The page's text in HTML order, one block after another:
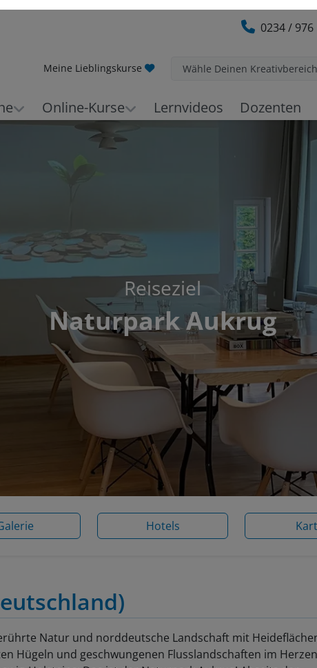
Online-Kurse Lernvideos
Reiseziel
Naturpark Aukrug
Hotels
Natur und norddeutsche Landschaft mit
Hügeln und geschwungenen Flusslandschaften im Herzen
Holsteins: Das ist der Naturpark Aukrug! Abseits der